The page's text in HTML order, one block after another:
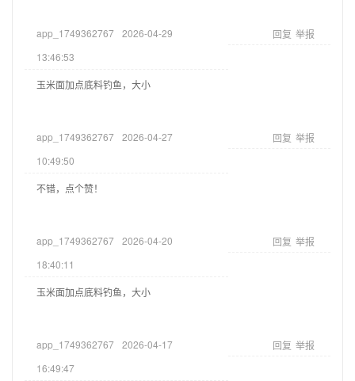
app_1749362767 2026-04-29
13:46:53
回复 举报
玉米面加点底料钓鱼，大小
app_1749362767 2026-04-27
10:49:50
回复 举报
不错，点个赞！
app_1749362767 2026-04-20
18:40:11
回复 举报
玉米面加点底料钓鱼，大小
app_1749362767 2026-04-17
16:49:47
回复 举报